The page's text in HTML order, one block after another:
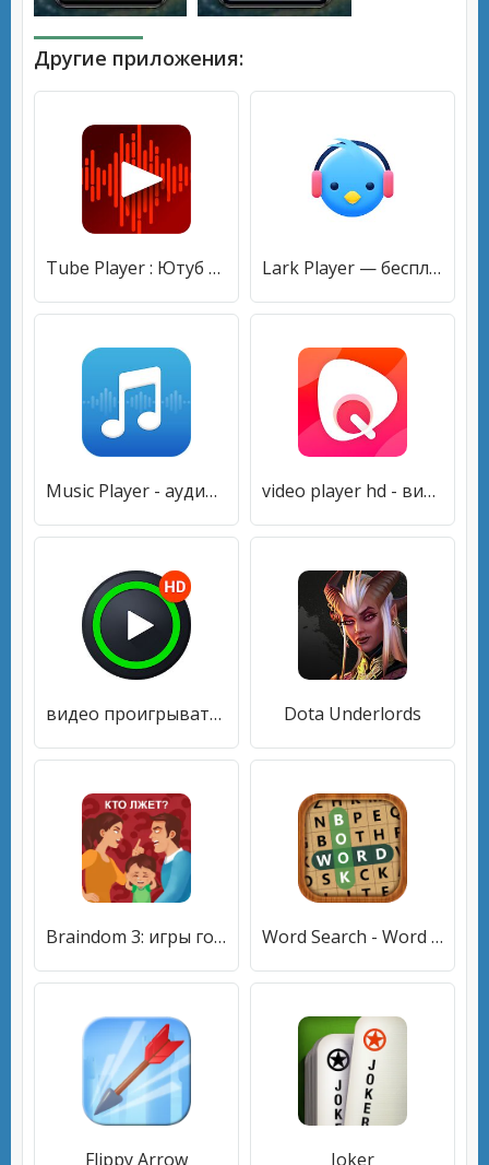
Другие приложения:
Tube Player : Ютуб музыка видео плеер бесплатно Lark Player — бесплатный плеер для MP3 и Youtube
Music Player - аудио плеер video player hd - видеоплеер всех форматов
видео проигрыватель всех форматов - Video Player Dota Underlords
Braindom 3: игры головоломки Word Search - Word Link
Flippy Arrow Joker